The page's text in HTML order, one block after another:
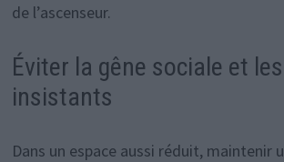
de l’ascenseur.
Éviter la gêne sociale et
insistants
Dans un espace aussi réduit, maintenir